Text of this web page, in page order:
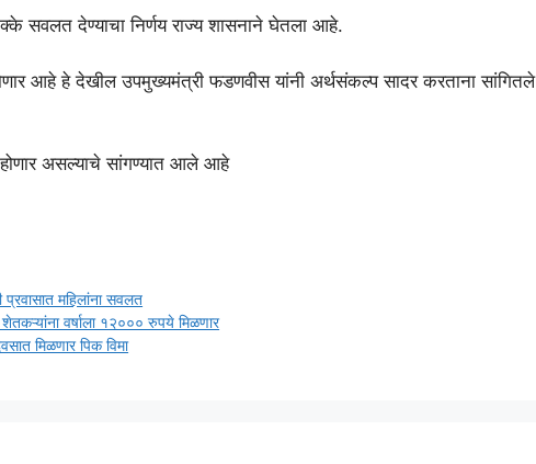
सवलत देण्याचा निर्णय राज्य शासनाने घेतला आहे.
होणार आहे हे देखील उपमुख्यमंत्री फडणवीस यांनी अर्थसंकल्प सादर करताना सांगितले
होणार असल्याचे सांगण्यात आले आहे
प्रवासात महिलांना सवलत
वर्षाला १२००० रुपये मिळणार
मिळणार पिक विमा